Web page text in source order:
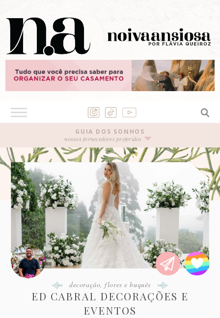
GUIA DOS SONHOS
nossos fornecedores preferidos
decoração flores e buquês
ED CABRAL DECORAÇÕES E
EVENTOS